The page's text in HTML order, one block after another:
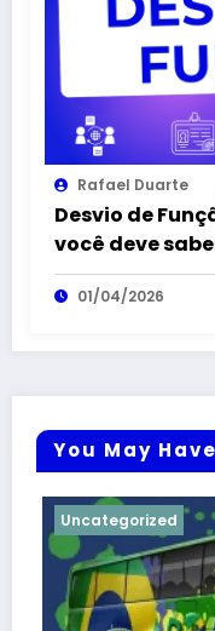
Rafael Duarte
Desvio de
você deve
01/04/2026
You May